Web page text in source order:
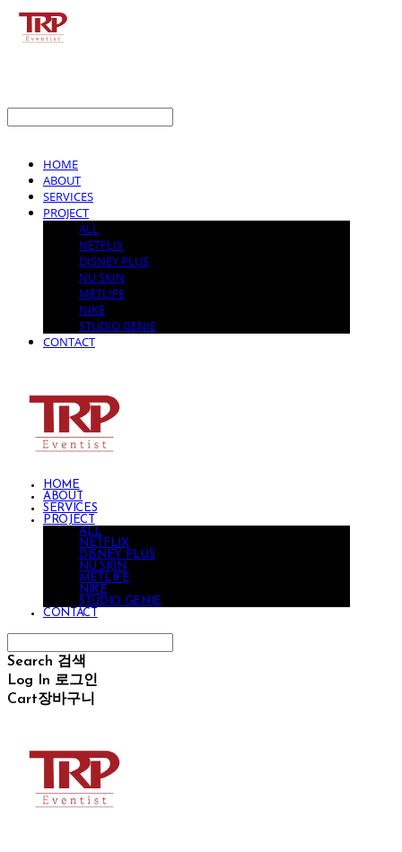
HOME
ABOUT
SERVICES
PROJECT
ALL
NETFLIX
DISNEY PLUS
NU SKIN
METLIFE
NIKE
STUDIO GENIE
CONTACT
HOME
ABOUT
SERVICES
PROJECT
ALL
NETFLIX
DISNEY PLUS
NU SKIN
METLIFE
NIKE
STUDIO GENIE
CONTACT
Search 검색
Log In 로그인
Cart장바구니